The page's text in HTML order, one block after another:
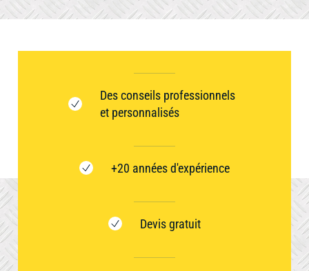
Des conseils professionnels
et personnalisés
+20 années d'expérience
Devis gratuit